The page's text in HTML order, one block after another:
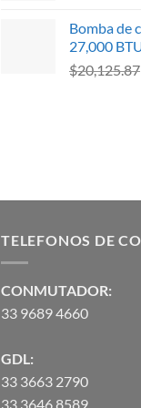
Bomba de
27,000
$20,125.87
TELEFONOS DE
CONMUTADOR:
33 9689 4660
GDL:
33 3663 2790
33 3646 8589